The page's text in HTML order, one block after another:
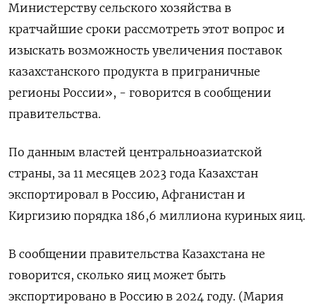
Министерству сельского хозяйства в
кратчайшие сроки рассмотреть этот вопрос и
изыскать возможность увеличения поставок
казахстанского продукта в приграничные
регионы России», - говорится в сообщении
правительства.
По данным властей центральноазиатской
страны, за 11 месяцев 2023 года Казахстан
экспортировал в Россию, Афганистан и
Киргизию порядка 186,6 миллиона куриных яиц.
В сообщении правительства Казахстана не
говорится, сколько яиц может быть
экспортировано в Россию в 2024 году. (Мария